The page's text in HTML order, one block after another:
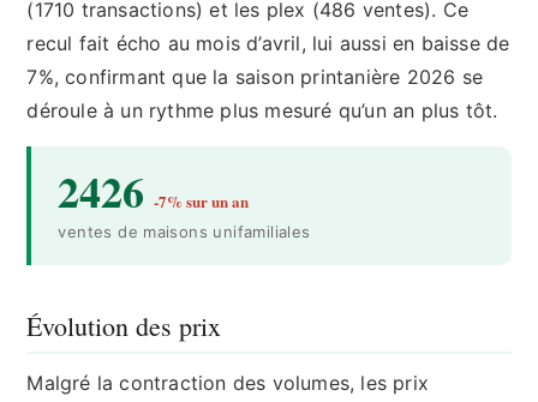
(1710 transactions) et les plex (486 ventes). Ce
recul fait écho au mois d’avril, lui aussi en baisse de
7%, confirmant que la saison printanière 2026 se
déroule à un rythme plus mesuré qu’un an plus tôt.
2426 -7% sur un an
ventes de maisons unifamiliales
Évolution des prix
Malgré la contraction des volumes, les prix